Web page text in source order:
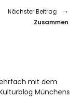
Nächster Beitrag
Zusammen
mit dem
Münchens